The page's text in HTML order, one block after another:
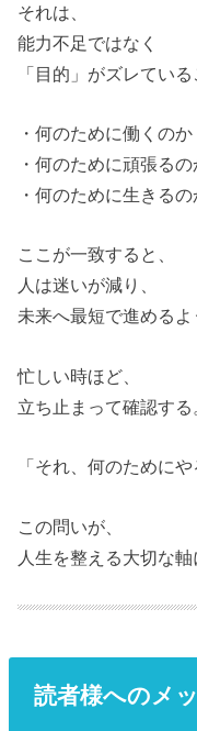
それは、
能力不足ではなく
「目的」がズレてい
・何のために働くのか
・何のために頑張るの
・何のために生きるの
ここが一致すると、
人は迷いが減り、
未来へ最短で進めるよ
忙しい時ほど、
立ち止まって確認する
「それ、何のためにや
この問いが、
人生を整える大切な
読者様へのメ